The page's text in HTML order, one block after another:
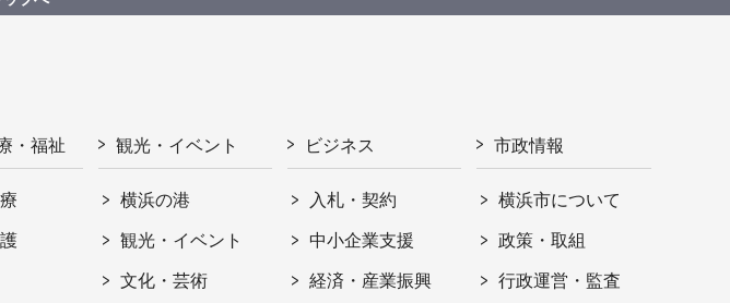
・福祉 観光・イベント
横浜の港
観光・イベント
文化・芸術
ビジネス
入札・契約
中小企業支援
経済・産業振興
市政情報
横浜市について
政策・取組
行政運営・監査